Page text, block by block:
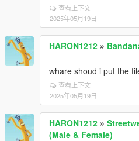
查看上下文
2025年05月19日
HARON1212 »
whare shoud i put the
查看上下文
2025年05月19日
HARON1212 »
(Male & Female)